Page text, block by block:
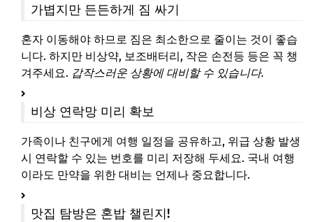
가볍지만 든든하게 짐 싸기
혼자 이동해야 하므로 짐은 최소한으로 줄이는 것이 좋습
니다. 하지만 비상약, 보조배터리, 작은 손전등 등은 꼭 챙
겨주세요. 갑작스러운 상황에 대비할 수 있습니다.
비상 연락망 미리 확보
가족이나 친구에게 여행 일정을 공유하고, 위급 상황 발생
시 연락할 수 있는 번호를 미리 저장해 두세요. 국내 여행
이라도 만약을 위한 대비는 언제나 중요합니다.
맛집 탐방은 혼밥 챌린지!